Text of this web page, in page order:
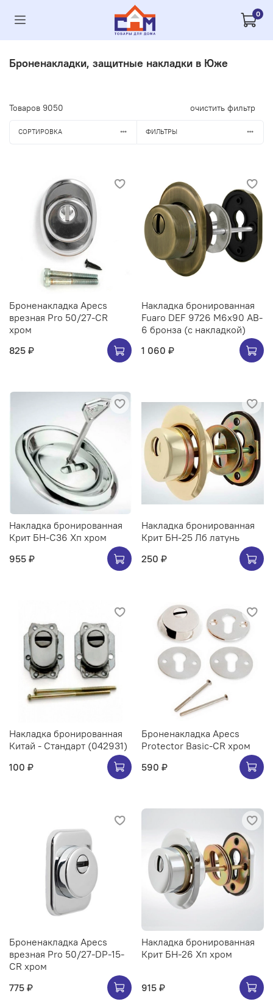
0
Броненакладки, защитные накладки в Юже
Товаров 9050 очистить фильтр
СОРТИРОВКА ФИЛЬТРЫ
Броненакладка Apecs
врезная Pro 50/27-CR
хром
825 ₽
Накладка бронированная
Fuaro DEF 9726 M6x90 AB-
6 бронза (с накладкой)
1 060 ₽
Накладка бронированная
Крит БН-С36 Хп хром
955 ₽
Накладка бронированная
Крит БН-25 Лб латунь
250 ₽
Накладка бронированная
Китай - Стандарт (042931)
100 ₽
Броненакладка Apecs
Protector Basic-CR хром
590 ₽
Броненакладка Apecs
врезная Pro 50/27-DP-15-
CR хром
775 ₽
Накладка бронированная
Крит БН-26 Хп хром
915 ₽